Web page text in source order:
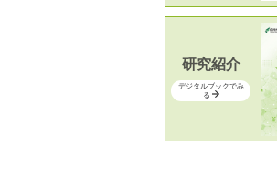
研究紹介
デジタルブックでみ
る